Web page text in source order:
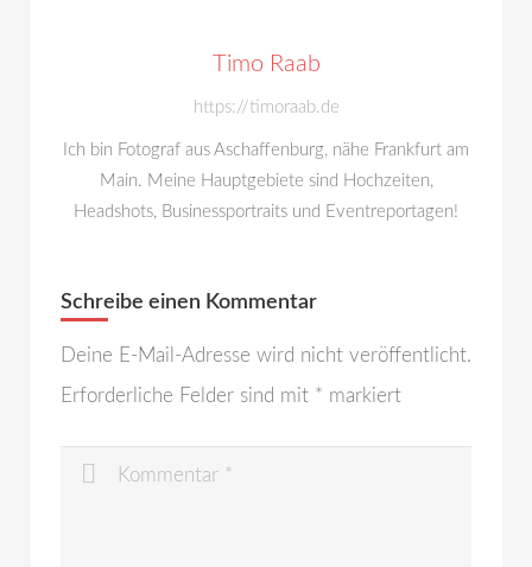
Timo Raab
https://timoraab.de
Ich bin Fotograf aus Aschaffenburg, nähe Frankfurt am
Main. Meine Hauptgebiete sind Hochzeiten,
Headshots, Businessportraits und Eventreportagen!
Schreibe einen Kommentar
Deine E-Mail-Adresse wird nicht veröffentlicht.
Erforderliche Felder sind mit * markiert